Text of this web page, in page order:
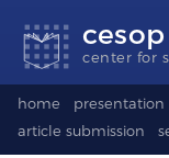
links
content
footer
selection
(Seletor
idioma)
cesop
center for
home presentation
article submission